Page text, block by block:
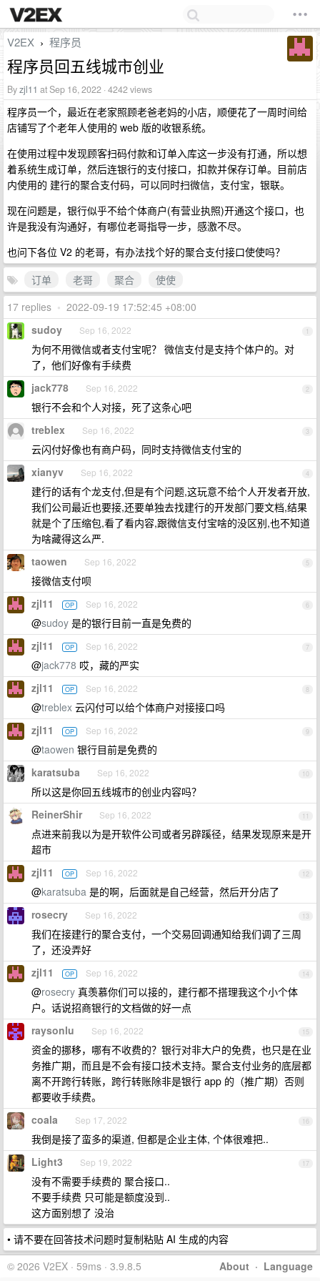
V2EX › 程序员
程序员回五线城市创业
Byzjl11 at Sep 16, 2022 · 4242 views
程序员一个，最近在老家照顾老爸老妈的小店，顺便花了一周时间给
店铺写了个老年人使用的 web 版的收银系统。
在使用过程中发现顾客扫码付款和订单入库这一步没有打通，所以想
着系统生成订单，然后连银行的支付接口，扣款并保存订单。目前店
内使用的 建行的聚合支付码，可以同时扫微信，支付宝，银联。
现在问题是，银行似乎不给个体商户(有营业执照)开通这个接口，也
许是我没有沟通好，有哪位老哥指导一步，感激不尽。
也问下各位 V2 的老哥，有办法找个好的聚合支付接口使使吗？
订单
老哥 聚合
使使
17 replies • 2022-09-19 17:52:45 +08:00
1
sudoy Sep 16, 2022
为何不用微信或者支付宝呢？ 微信支付是支持个体户的。对
了，他们好像有手续费
2
jack778 Sep 16, 2022
银行不会和个人对接，死了这条心吧
3
treblex Sep 16, 2022
云闪付好像也有商户码，同时支持微信支付宝的
4
xianyv Sep 16, 2022
建行的话有个龙支付,但是有个问题,这玩意不给个人开发者开放,
我们公司最近也要接,还要单独去找建行的开发部门要文档,结果
就是个了压缩包,看了看内容,跟微信支付宝啥的没区别,也不知道
为啥藏得这么严.
5
taowen Sep 16, 2022
接微信支付呗
6
zjl11 OP Sep 16, 2022
@sudoy 是的银行目前一直是免费的
7
zjl11 OP Sep 16, 2022
@jack778 哎，藏的严实
8
zjl11 OP Sep 16, 2022
@treblex 云闪付可以给个体商户对接接口吗
9
zjl11 OP Sep 16, 2022
@taowen 银行目前是免费的
10
karatsuba Sep 16, 2022
所以这是你回五线城市的创业内容吗？
11
ReinerShir Sep 16, 2022
点进来前我以为是开软件公司或者另辟蹊径，结果发现原来是开
超市
12
zjl11 OP Sep 16, 2022
@karatsuba 是的啊，后面就是自己经营，然后开分店了
13
rosecry Sep 16, 2022
我们在接建行的聚合支付，一个交易回调通知给我们调了三周
了，还没弄好
14
zjl11 OP Sep 16, 2022
@rosecry 真羡慕你们可以接的，建行都不搭理我这个小个体
户。话说招商银行的文档做的好一点
15
raysonlu Sep 16, 2022
资金的挪移，哪有不收费的？银行对非大户的免费，也只是在业
务推广期，而且是不会有接口技术支持。聚合支付业务的底层都
离不开跨行转账，跨行转账除非是银行 app 的（推广期）否则
都要收手续费。
16
coala Sep 17, 2022
我倒是接了蛮多的渠道, 但都是企业主体, 个体很难把..
17
Light3 Sep 19, 2022
没有不需要手续费的 聚合接口..
不要手续费 只可能是额度没到..
这方面别想了 没治
• 请不要在回答技术问题时复制粘贴 AI 生成的内容
About · Language
© 2026 V2EX · 59ms · 3.9.8.5